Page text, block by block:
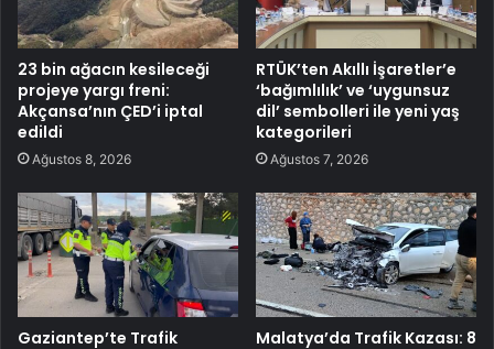
23 bin ağacın kesileceği
projeye yargı freni:
Akçansa’nın ÇED’i iptal
edildi
Ağustos 8, 2026
RTÜK’ten Akıllı İşaretler’e
‘bağımlılık’ ve ‘uygunsuz
dil’ sembolleri ile yeni yaş
kategorileri
Ağustos 7, 2026
Gaziantep’te Trafik
Malatya’da Trafik Kazası: 8